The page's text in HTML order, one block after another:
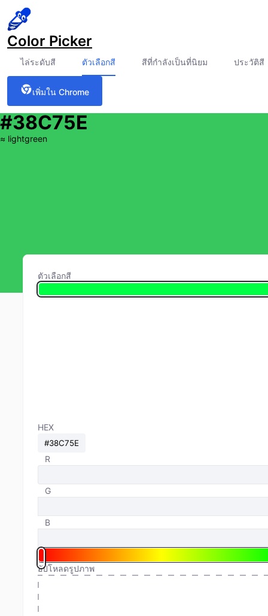
Color Picker
ไล่ระดับสี ตัวเลือกสี สีที่กำลังเป็นที่นิยม ประวัติสี
เพิ่มใน Chrome
#38C75E
≈ lightgreen
ตัวเลือกสี
HEX
R
G
B
อัปโหลดรูปภาพ